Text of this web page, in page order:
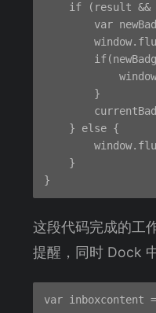
if (result &&
var
        }
    } else {
    }
这段代码完成的工
提醒，同时 Dock
var inboxcontent